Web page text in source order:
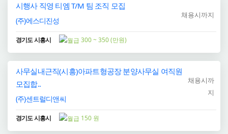
시행사 직영 티엠 T/M 팀 조직 모집
(주)에스디진성
채용시까지
경기도 시흥시 300 ~ 350 (만원)
사무실내근직(시흥)아파트형공장 분양사무실 여직원
모집합..
(주)센트럴디앤씨
채용시까
지
경기도 시흥시 150 원